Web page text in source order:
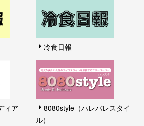
冷食日報
ィア
8080style（ハレバレスタイ
ル）